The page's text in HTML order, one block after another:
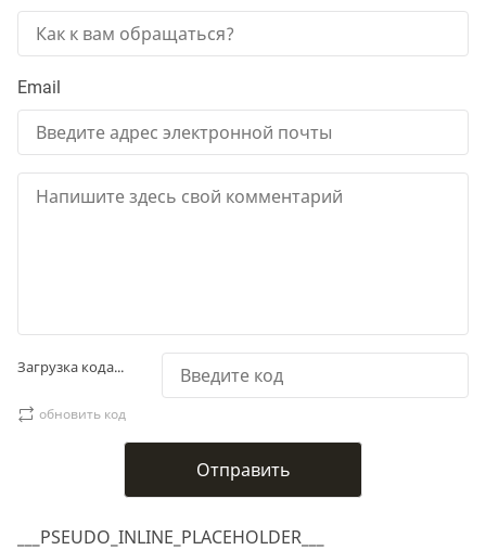
___PSEUDO_INLINE_PLACEHOLDER___
Email
Загрузка кода...
обновить код